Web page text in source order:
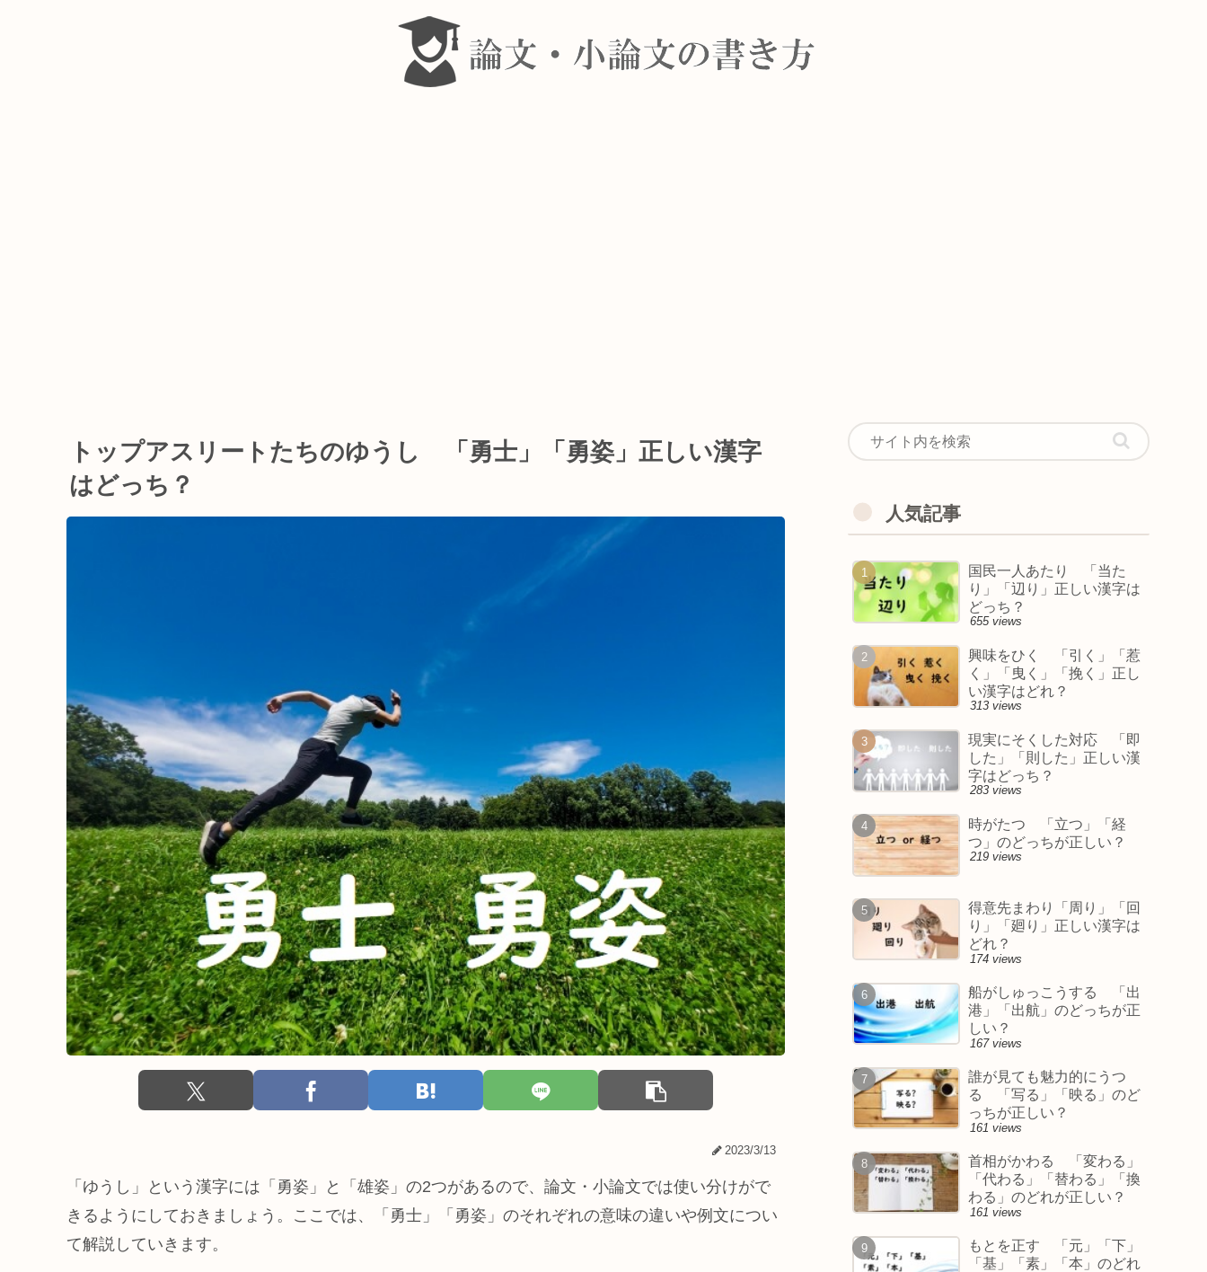
トップアスリートたちのゆうし 「勇士」「勇姿」正しい漢字
はどっち？
2023/3/13
「ゆうし」という漢字には「勇姿」と「雄姿」の2つがあるので、論文・小論文では使い分けがで
きるようにしておきましょう。ここでは、「勇士」「勇姿」のそれぞれの意味の違いや例文につい
て解説していきます。
人気記事
国民一人あたり 「当た
り」「辺り」正しい漢字は
どっち？
655 views
興味をひく 「引く」「惹
く」「曳く」「挽く」正し
い漢字はどれ？
313 views
現実にそくした対応 「即
した」「則した」正しい漢
字はどっち？
283 views
時がたつ 「立つ」「経
つ」のどっちが正しい？
219 views
得意先まわり「周り」「回
り」「廻り」正しい漢字は
どれ？
174 views
船がしゅっこうする 「出
港」「出航」のどっちが正
しい？
167 views
誰が見ても魅力的にうつ
る 「写る」「映る」のど
っちが正しい？
161 views
首相がかわる 「変わる」
「代わる」「替わる」「換
わる」のどれが正しい？
161 views
もとを正す 「元」「下」
「基」「素」「本」のどれ